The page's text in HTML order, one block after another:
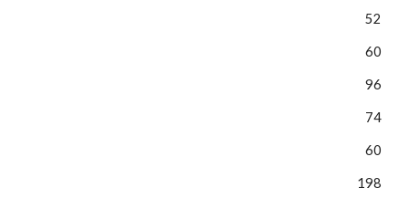
52
60
96
74
60
198